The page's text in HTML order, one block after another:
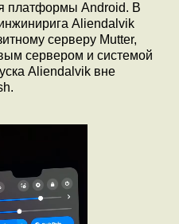
платформы Android. В
Aliendalvik
серверу Мutter,
сервером и системой
Aliendalvik вне